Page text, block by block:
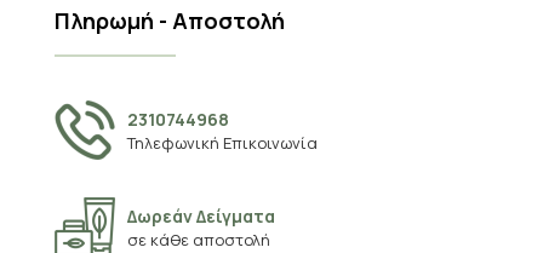
Πληρωμή - Αποστολή
2310744968
Τηλεφωνική Επικοινωνία
Δωρεάν Δείγματα
σε κάθε αποστολή